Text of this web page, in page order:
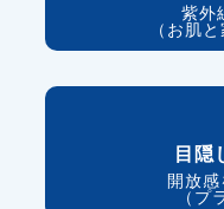
紫外
（お肌
目隠
開放
（プ